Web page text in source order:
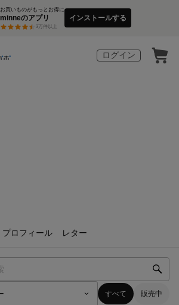
お買いものがもっとお得に
minneのアプリ
3万件以上
インストールする
ログイン
プロフィール レター
すべて 販売中